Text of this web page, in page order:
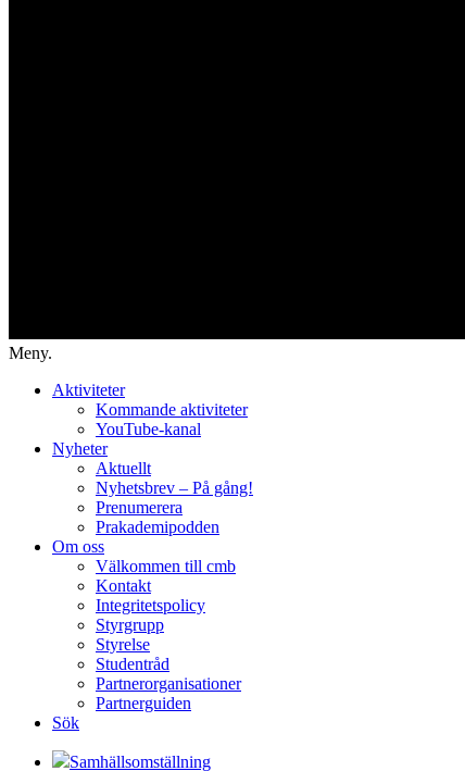
Meny.
Aktiviteter
Kommande aktiviteter
YouTube-kanal
Nyheter
Aktuellt
Nyhetsbrev – På gång!
Prenumerera
Prakademipodden
Om oss
Välkommen till cmb
Kontakt
Integritetspolicy
Styrgrupp
Styrelse
Studentråd
Partnerorganisationer
Partnerguiden
Sök
Samhällsomställning